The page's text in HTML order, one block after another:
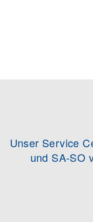
Unser Service
und SA-SO